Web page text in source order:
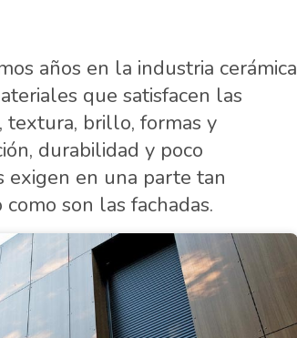
años en la industria cerámica
que satisfacen las
textura, brillo, formas y
durabilidad y poco
exigen en una parte tan
son las fachadas.